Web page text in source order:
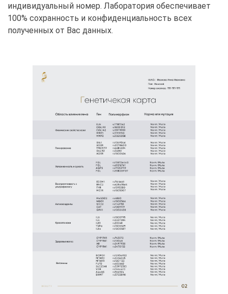
индивидуальный номер. Лаборатория обеспечивает
100% сохранность и конфиденциальность всех
полученных от Вас данных.